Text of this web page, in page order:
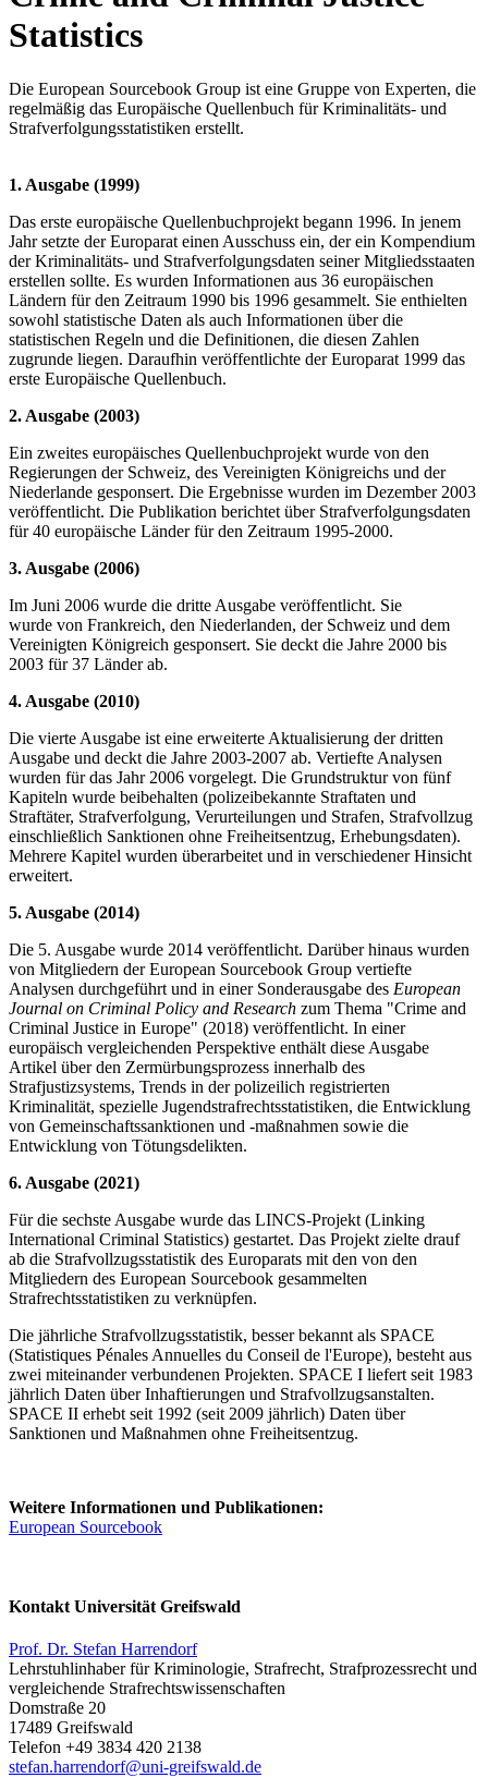
Statistics
Die European Sourcebook Group ist eine Gruppe von Experten, die
regelmäßig das Europäische Quellenbuch für Kriminalitäts- und
Strafverfolgungsstatistiken erstellt.
1. Ausgabe (1999)
Das erste europäische Quellenbuchprojekt begann 1996. In jenem
Jahr setzte der Europarat einen Ausschuss ein, der ein Kompendium
der Kriminalitäts- und Strafverfolgungsdaten seiner Mitgliedsstaaten
erstellen sollte. Es wurden Informationen aus 36 europäischen
Ländern für den Zeitraum 1990 bis 1996 gesammelt. Sie enthielten
sowohl statistische Daten als auch Informationen über die
statistischen Regeln und die Definitionen, die diesen Zahlen
zugrunde liegen. Daraufhin veröffentlichte der Europarat 1999 das
erste Europäische Quellenbuch.
2. Ausgabe (2003)
Ein zweites europäisches Quellenbuchprojekt wurde von den
Regierungen der Schweiz, des Vereinigten Königreichs und der
Niederlande gesponsert. Die Ergebnisse wurden im Dezember 2003
veröffentlicht. Die Publikation berichtet über Strafverfolgungsdaten
für 40 europäische Länder für den Zeitraum 1995-2000.
3. Ausgabe (2006)
Im Juni 2006 wurde die dritte Ausgabe veröffentlicht. Sie
wurde von Frankreich, den Niederlanden, der Schweiz und dem
Vereinigten Königreich gesponsert. Sie deckt die Jahre 2000 bis
2003 für 37 Länder ab.
4. Ausgabe (2010)
Die vierte Ausgabe ist eine erweiterte Aktualisierung der dritten
Ausgabe und deckt die Jahre 2003-2007 ab. Vertiefte Analysen
wurden für das Jahr 2006 vorgelegt. Die Grundstruktur von fünf
Kapiteln wurde beibehalten (polizeibekannte Straftaten und
Straftäter, Strafverfolgung, Verurteilungen und Strafen, Strafvollzug
einschließlich Sanktionen ohne Freiheitsentzug, Erhebungsdaten).
Mehrere Kapitel wurden überarbeitet und in verschiedener Hinsicht
erweitert.
5. Ausgabe (2014)
Die 5. Ausgabe wurde 2014 veröffentlicht. Darüber hinaus wurden
von Mitgliedern der European Sourcebook Group vertiefte
Analysen durchgeführt und in einer Sonderausgabe des European
Journal on Criminal Policy and Research zum Thema "Crime and
Criminal Justice in Europe" (2018) veröffentlicht. In einer
europäisch vergleichenden Perspektive enthält diese Ausgabe
Artikel über den Zermürbungsprozess innerhalb des
Strafjustizsystems, Trends in der polizeilich registrierten
Kriminalität, spezielle Jugendstrafrechtsstatistiken, die Entwicklung
von Gemeinschaftssanktionen und -maßnahmen sowie die
Entwicklung von Tötungsdelikten.
6. Ausgabe (2021)
Für die sechste Ausgabe wurde das LINCS-Projekt (Linking
International Criminal Statistics) gestartet. Das Projekt zielte drauf
ab die Strafvollzugsstatistik des Europarats mit den von den
Mitgliedern des European Sourcebook gesammelten
Strafrechtsstatistiken zu verknüpfen.
Die jährliche Strafvollzugsstatistik, besser bekannt als SPACE
(Statistiques Pénales Annuelles du Conseil de l'Europe), besteht aus
zwei miteinander verbundenen Projekten. SPACE I liefert seit 1983
jährlich Daten über Inhaftierungen und Strafvollzugsanstalten.
SPACE II erhebt seit 1992 (seit 2009 jährlich) Daten über
Sanktionen und Maßnahmen ohne Freiheitsentzug.
Weitere Informationen und Publikationen:
European Sourcebook
Kontakt Universität Greifswald
Prof. Dr. Stefan Harrendorf
Lehrstuhlinhaber für Kriminologie, Strafrecht, Strafprozessrecht und
vergleichende Strafrechtswissenschaften
Domstraße 20
17489 Greifswald
Telefon +49 3834 420 2138
stefan.harrendorf@uni-greifswald.de